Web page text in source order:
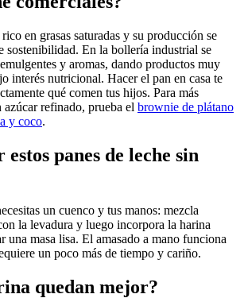
en grasas saturadas y su producción se
sostenibilidad. En la bollería industrial se
y aromas, dando productos muy
interés nutricional. Hacer el pan en casa te
qué comen tus hijos. Para más
azúcar refinado, prueba el brownie de plátano
y coco.
estos panes de leche sin
un cuenco y tus manos: mezcla
la levadura y luego incorpora la harina
una masa lisa. El amasado a mano funciona
un poco más de tiempo y cariño.
quedan mejor?